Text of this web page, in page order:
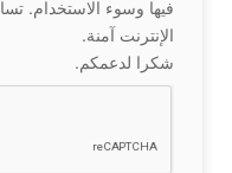
فيها وسوء الاستخدام.
الإنترنت آمنة.
شكرا لدعمكم.